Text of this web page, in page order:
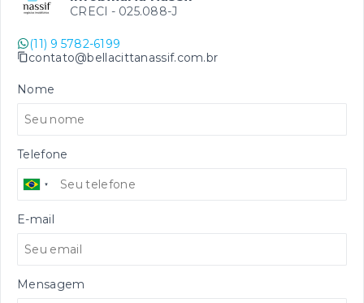
CRECI - 025.088-J
(11) 9 5782-6199
contato@bellacittanassif.com.br
Nome
Telefone
E-mail
Mensagem